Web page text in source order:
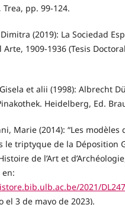
Trea, pp. 99-124.
(2019): La Sociedad
Arte, 1909-1936 (Tesis
et alii (1998): Albrecht
Heidelberg, Ed.
Marie (2014): “Les modèles
le triptyque de la Déposition
de l’Art et
2021/
el 3 de mayo de 2023).